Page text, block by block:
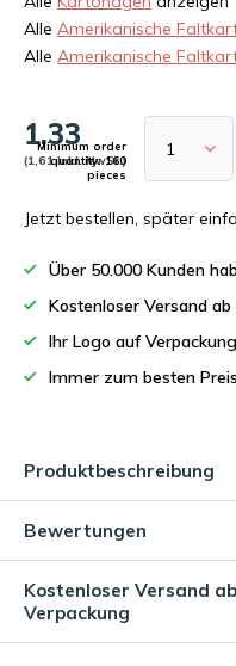
Alle Amerikanische
Alle Amerikanische
1,33
(1,61 Inkl. MwSt.)
Minimum order
quantity: 160
pieces
Jetzt bestellen, später
Über 50.000 Kunden
Kostenloser Versand
Ihr Logo auf
Immer zum besten Preis
Produktbeschreibung
Bewertungen
Kostenloser Versand
Verpackung